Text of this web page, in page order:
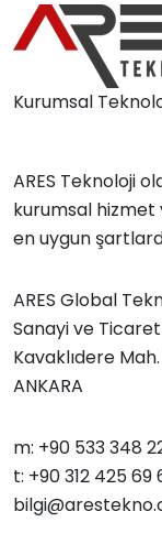
Kurumsal
ARES Teknoloji
kurumsal
en uygun
ARES Global
Sanayi ve
Kavaklıdere
ANKARA
m: +90 533 348
t: +90 312 425 69